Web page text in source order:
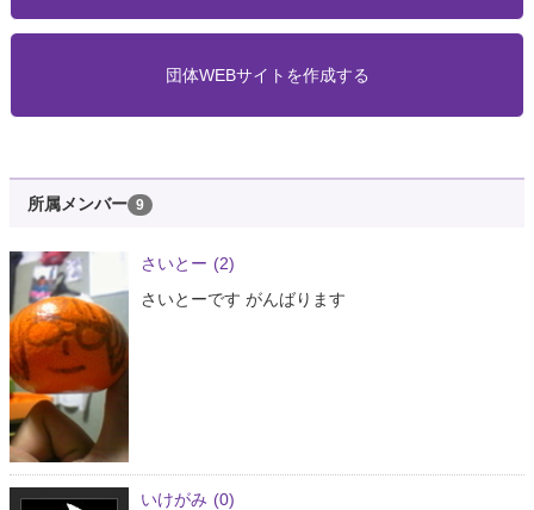
団体WEBサイトを作成する
所属メンバー 9
さいとー (2)
さいとーです がんばります
いけがみ (0)